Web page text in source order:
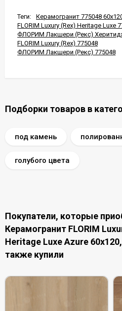
Теги:
Керамогранит 775048
FLORIM Luxury (Rex) Heritage Luxe
ФЛОРИМ Лакшери (Рекс)
FLORIM Luxury (Rex) 775048
ФЛОРИМ Лакшери (Рекс) 775048
Подборки товаров в
под камень
голубого цвета
Покупатели, которые
Керамогранит FLORIM
Heritage Luxe Azure
также купили